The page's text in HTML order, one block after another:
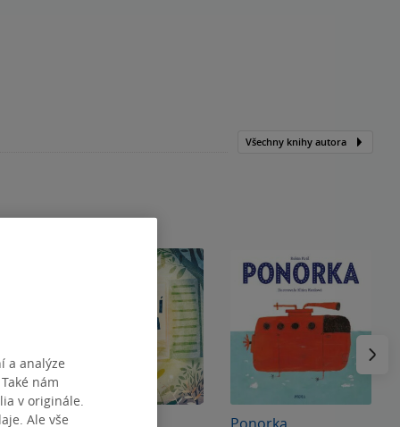
Všechny knihy autora
a analýze
nám
v originále.
Ale vše